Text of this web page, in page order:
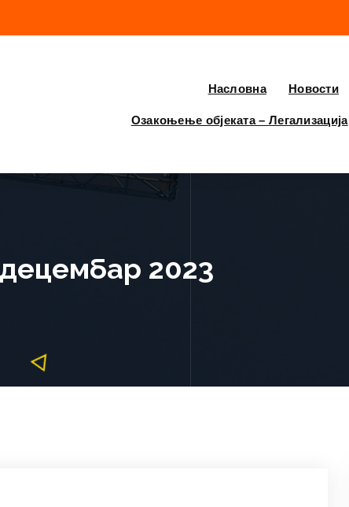
Насловна Новости
Озакоњење објеката – Легализација
2023